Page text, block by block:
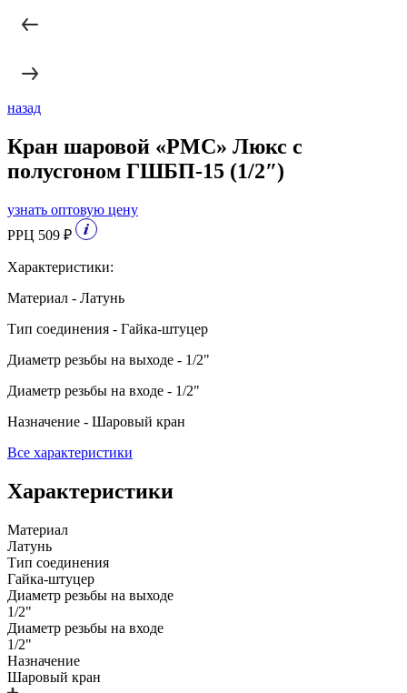
назад
Кран шаровой «РМС» Люкс с
полусгоном ГШБП-15 (1/2″)
узнать оптовую цену
РРЦ 509 ₽
Характеристики:
Материал - Латунь
Тип соединения - Гайка-штуцер
Диаметр резьбы на выходе - 1/2"
Диаметр резьбы на входе - 1/2"
Назначение - Шаровый кран
Все характеристики
Характеристики
Материал
Латунь
Тип соединения
Гайка-штуцер
Диаметр резьбы на выходе
1/2"
Диаметр резьбы на входе
1/2"
Назначение
Шаровый кран